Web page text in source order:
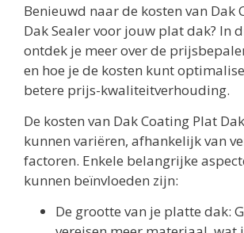
Benieuwd naar de kosten van Dak
Dak Sealer voor jouw plat dak? In
ontdek je meer over de
en hoe je de kosten kunt
betere prijs-kwaliteitverhouding.
De kosten van Dak Coating Plat
kunnen variëren, afhankelijk van
factoren. Enkele belangrijke
kunnen beïnvloeden zijn:
De grootte van je platte dak: